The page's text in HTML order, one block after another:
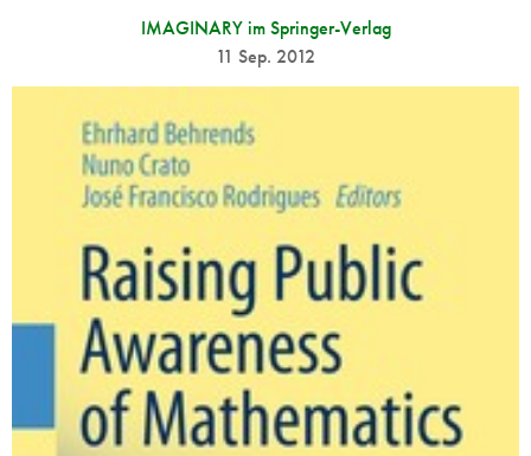
IMAGINARY im Springer-Verlag
11 Sep. 2012